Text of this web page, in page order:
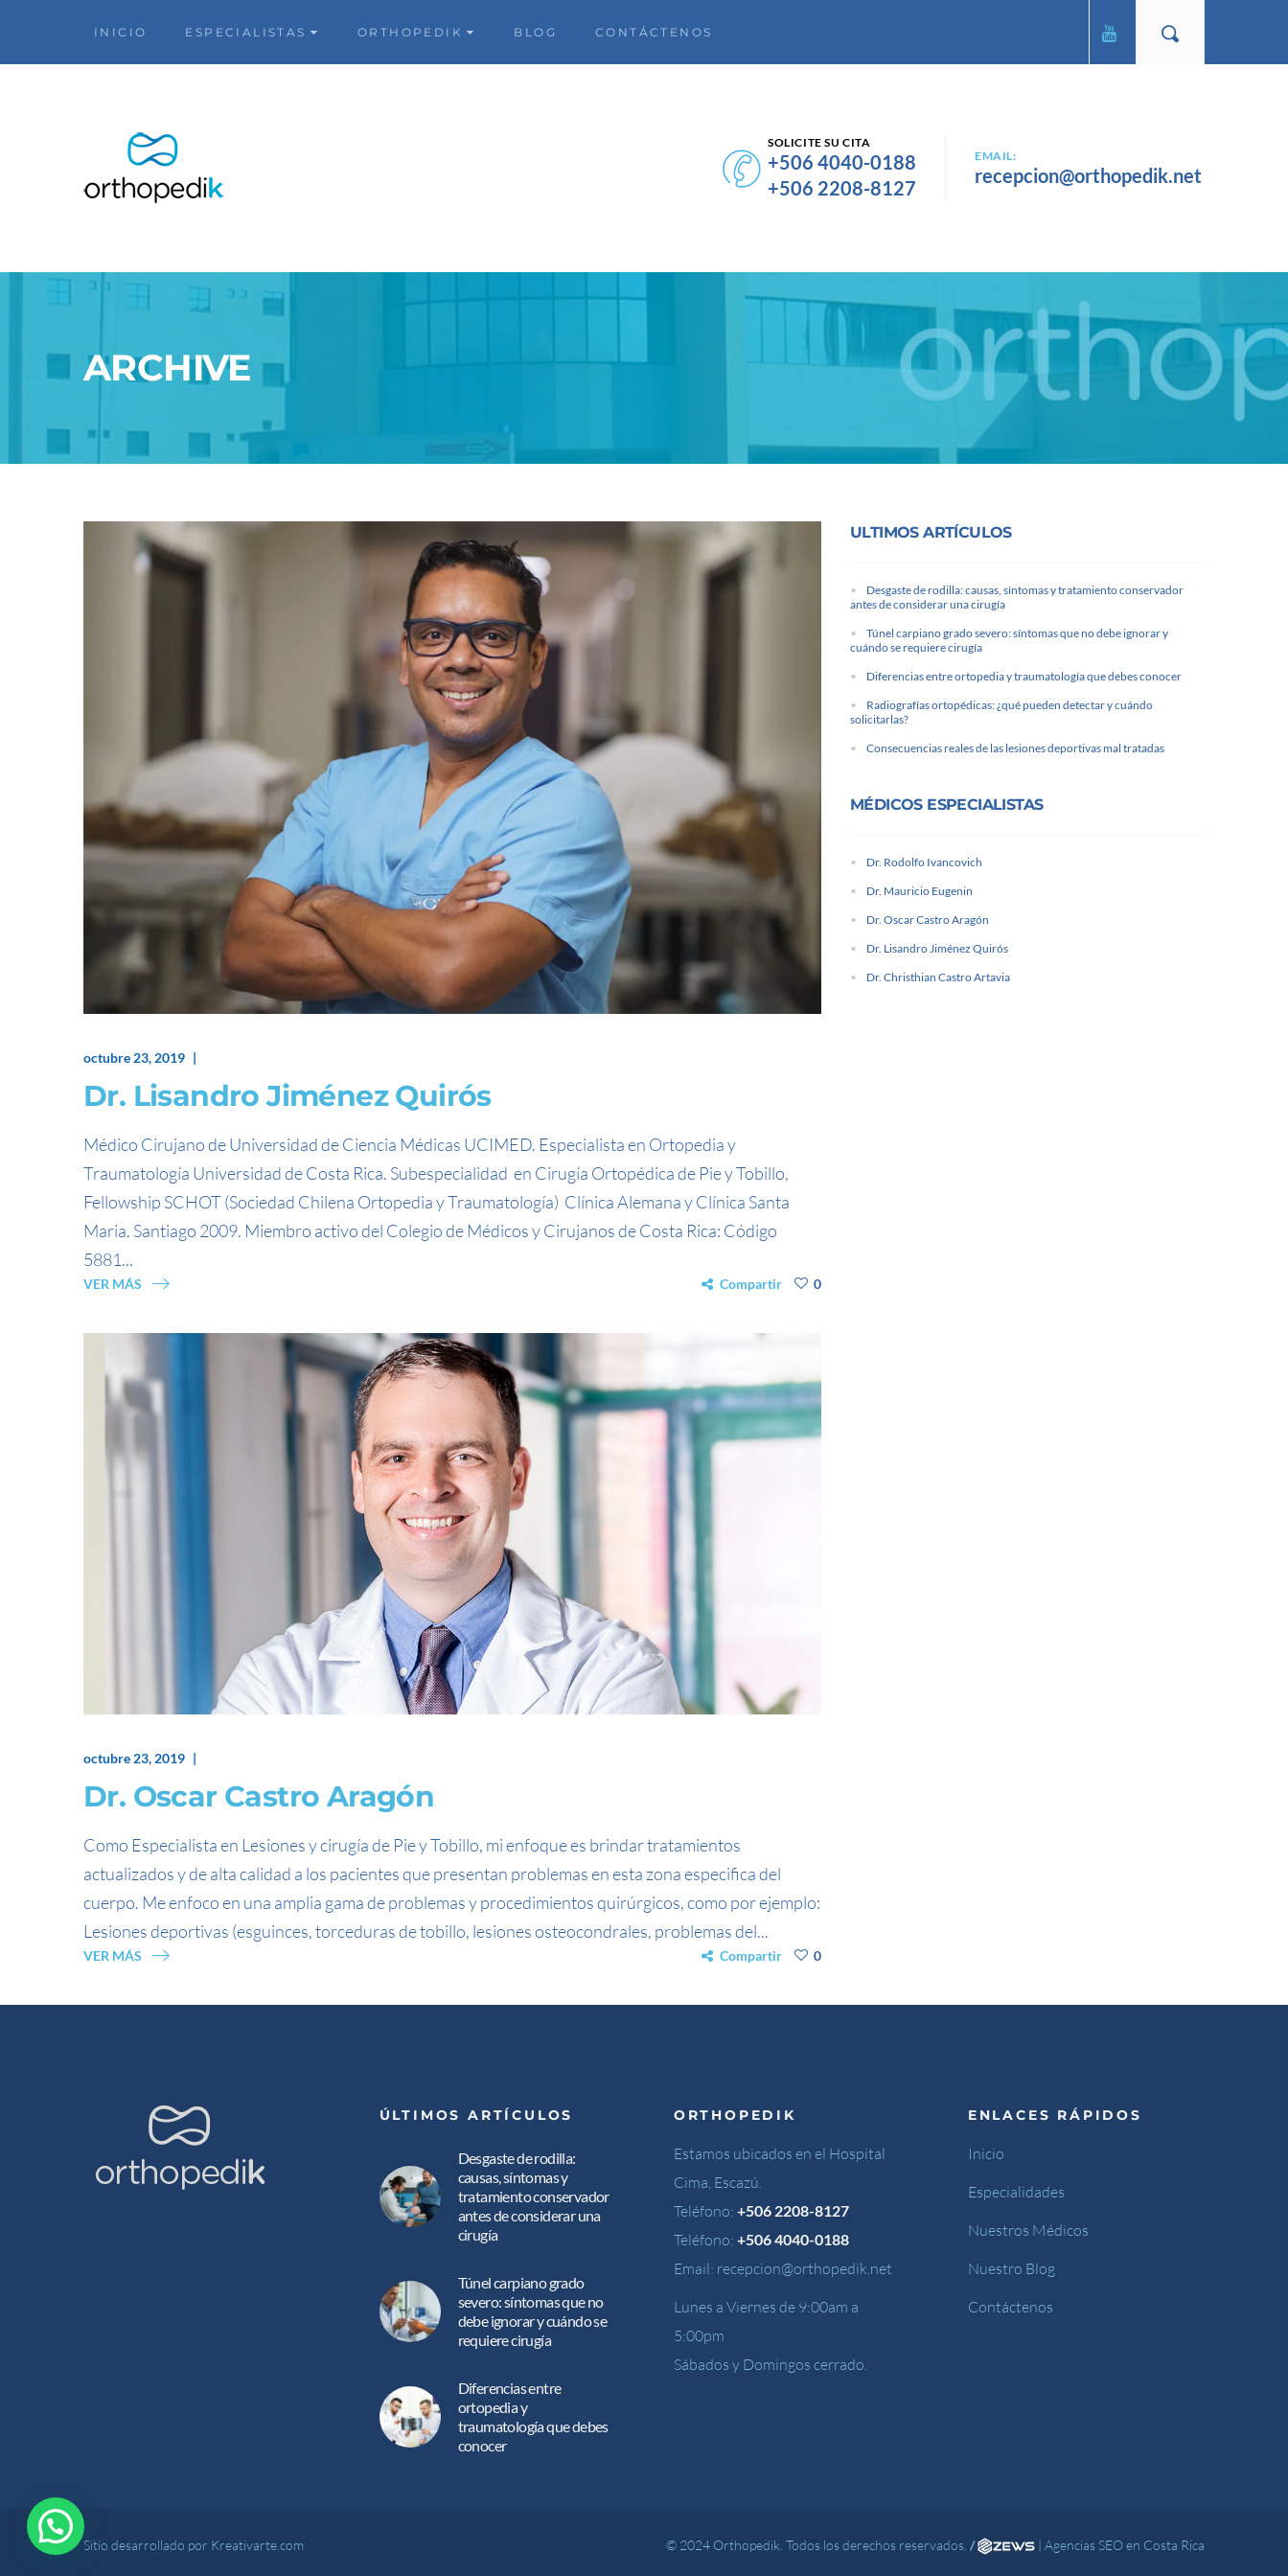
INICIO ESPECIALISTAS ORTHOPEDIK BLOG CONTÁCTENOS
SOLICITE SU CITA
+506 4040-0188
+506 2208-8127
EMAIL:
recepcion@orthopedik.net
ARCHIVE
octubre 23, 2019
Dr. Lisandro Jiménez Quirós
Médico Cirujano de Universidad de Ciencia Médicas UCIMED. Especialista en Ortopedia y
Traumatología Universidad de Costa Rica. Subespecialidad en Cirugía Ortopédica de Pie y Tobillo,
Fellowship SCHOT (Sociedad Chilena Ortopedia y Traumatología) Clínica Alemana y Clínica Santa
Maria. Santiago 2009. Miembro activo del Colegio de Médicos y Cirujanos de Costa Rica: Código
5881...
VER MÁS Compartir 0
octubre 23, 2019
Dr. Oscar Castro Aragón
Como Especialista en Lesiones y cirugía de Pie y Tobillo, mi enfoque es brindar tratamientos
actualizados y de alta calidad a los pacientes que presentan problemas en esta zona especifica del
cuerpo. Me enfoco en una amplia gama de problemas y procedimientos quirúrgicos, como por ejemplo:
Lesiones deportivas (esguinces, torceduras de tobillo, lesiones osteocondrales, problemas del...
VER MÁS Compartir 0
ULTIMOS ARTÍCULOS
Desgaste de rodilla: causas, síntomas y tratamiento conservador
antes de considerar una cirugía
Túnel carpiano grado severo: síntomas que no debe ignorar y
cuándo se requiere cirugía
Diferencias entre ortopedia y traumatología que debes conocer
Radiografías ortopédicas: ¿qué pueden detectar y cuándo
solicitarlas?
Consecuencias reales de las lesiones deportivas mal tratadas
MÉDICOS ESPECIALISTAS
Dr. Rodolfo Ivancovich
Dr. Mauricio Eugenin
Dr. Oscar Castro Aragón
Dr. Lisandro Jiménez Quirós
Dr. Christhian Castro Artavia
ÚLTIMOS ARTÍCULOS
Desgaste de rodilla:
causas, síntomas y
tratamiento conservador
antes de considerar una
cirugía
Túnel carpiano grado
severo: síntomas que no
debe ignorar y cuándo se
requiere cirugía
Diferencias entre
ortopedia y
traumatología que debes
conocer
ORTHOPEDIK
Estamos ubicados en el Hospital
Cima, Escazú.
Teléfono: +506 2208-8127
Teléfono: +506 4040-0188
Email: recepcion@orthopedik.net
Lunes a Viernes de 9:00am a
5:00pm
Sábados y Domingos cerrado.
ENLACES RÁPIDOS
Inicio
Especialidades
Nuestros Médicos
Nuestro Blog
Contáctenos
Sitio desarrollado por Kreativarte.com © 2024 Orthopedik. Todos los derechos reservados. / | Agencias SEO en Costa Rica